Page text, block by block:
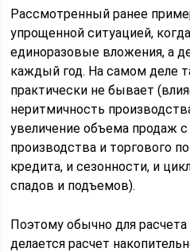
Рассмотренный ранее
упрощенной ситуацией,
единоразовые вложения, а
каждый год. На самом деле
практически не бывает
неритмичность
увеличение объема продаж
производства и торгового
кредита, и сезонности, и
спадов и подъемов).
Поэтому обычно для
делается расчет